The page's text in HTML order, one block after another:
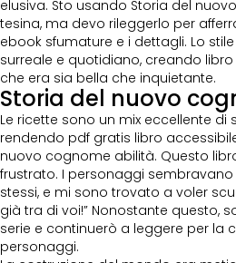
elusiva. Sto usando Storia del
tesina, ma devo rileggerlo per
ebook sfumature e i dettagli. Lo
surreale e quotidiano, creando
che era sia bella che inquietante.
Storia del nuovo
Le ricette sono un mix eccellente di
rendendo pdf gratis libro
nuovo cognome abilità. Questo
frustrato. I personaggi
stessi, e mi sono trovato a voler
già tra di voi!” Nonostante questo,
serie e continuerò a leggere per la
personaggi.